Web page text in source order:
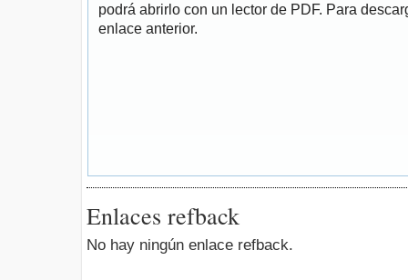
podrá abrirlo con un lector de PDF. Para
enlace anterior.
Enlaces refback
No hay ningún enlace refback.